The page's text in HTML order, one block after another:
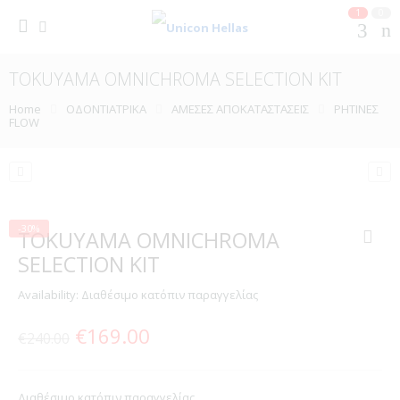
1
TOKUYAMA OMNICHROMA SELECTION KIT
Home ΟΔΟΝΤΙΑΤΡΙΚΑ ΑΜΕΣΕΣ ΑΠΟΚΑΤΑΣΤΑΣΕΙΣ
ΡΗΤΙΝΕΣ
FLOW
-30%
TOKUYAMA OMNICHROMA
SELECTION KIT
Availability: Διαθέσιμο κατόπιν παραγγελίας
Original
€169.00